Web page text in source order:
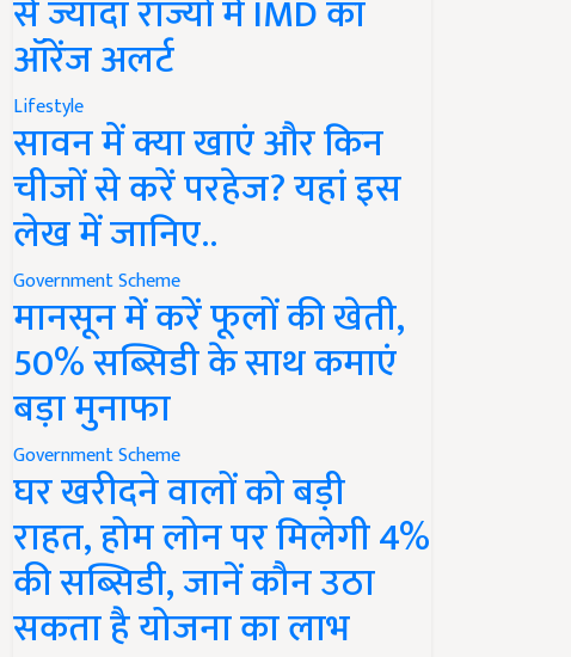
से ज्यादा राज्यों में IMD का
ऑरेंज अलर्ट
Lifestyle
सावन में क्या खाएं और किन
चीजों से करें परहेज? यहां इस
लेख में जानिए..
Government Scheme
मानसून में करें फूलों की खेती,
50% सब्सिडी के साथ कमाएं
बड़ा मुनाफा
Government Scheme
घर खरीदने वालों को बड़ी
राहत, होम लोन पर मिलेगी 4%
की सब्सिडी, जानें कौन उठा
सकता है योजना का लाभ